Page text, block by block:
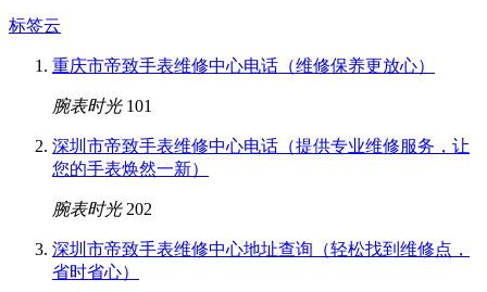
标签云
重庆市帝致手表维修中心电话（维修保养更放心）
腕表时光 101
深圳市帝致手表维修中心电话（提供专业维修服务，让
您的手表焕然一新）
腕表时光 202
深圳市帝致手表维修中心地址查询（轻松找到维修点，
省时省心）